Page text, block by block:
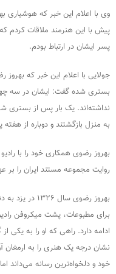
وی با اعلام این خبر که هوشیاری
پیش با این هنرمند ملاقات کردم
پسر ایشان در ارتباط بودم.
جولایی با اعلام این خبر که
بستری شده گفت: ایشان در سه
نداشته‌اند. یک بار پس از بستری
به منزل بازگشتند و دوباره از
روایت مجموعه مستند ایران را بر
برای مطبوعات، پشت میکروفن
نشان درجه یک هنری را به ارمغان
خود و دلخواه‌ترین رسانه می‌داند